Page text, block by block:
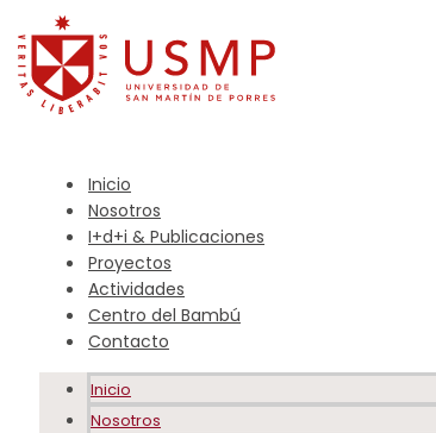
Inicio
Nosotros
I+d+i & Publicaciones
Proyectos
Actividades
Centro del Bambú
Contacto
Inicio
Nosotros